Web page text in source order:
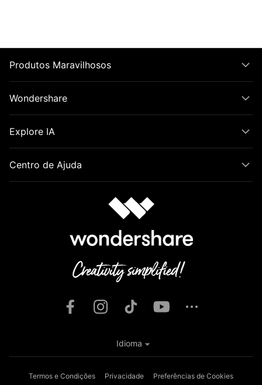
Produtos Maravilhosos
Wondershare
Explore IA
Centro de Ajuda
Termos e Condições Privacidade Preferências de Cookies
Idioma